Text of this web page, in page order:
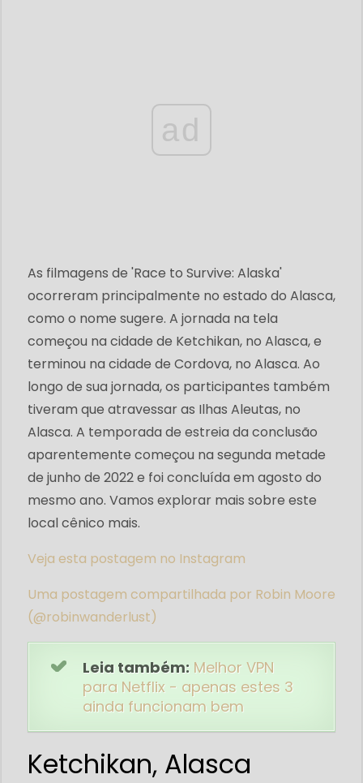
ad
As filmagens de 'Race to Survive: Alaska'
ocorreram principalmente no estado do Alasca,
como o nome sugere. A jornada na tela
começou na cidade de Ketchikan, no Alasca, e
terminou na cidade de Cordova, no Alasca. Ao
longo de sua jornada, os participantes também
tiveram que atravessar as Ilhas Aleutas, no
Alasca. A temporada de estreia da conclusão
aparentemente começou na segunda metade
de junho de 2022 e foi concluída em agosto do
mesmo ano. Vamos explorar mais sobre este
local cênico mais.
Veja esta postagem no Instagram
Uma postagem compartilhada por Robin Moore
(@robinwanderlust)
Leia também: Melhor VPN
para Netflix - apenas estes 3
ainda funcionam bem
Ketchikan, Alasca